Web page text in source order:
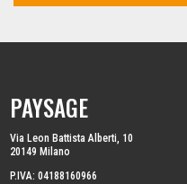
PAYSAGE
Via Leon Battista Alberti, 10
20149 Milano
P.IVA: 04188160966